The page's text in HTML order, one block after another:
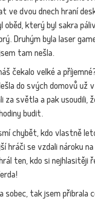
ve dvou dnech hraní
oběd, který byl sakra
Druhým byla laser
tam nešla.
čekalo velké a
do svých domovů už
za světla a pak usoudili,
budit.
chybět, kdo vlastně
hráči se vzdali nároku
ten, kdo si nejhlasitěji
sobec, tak jsem přibrala